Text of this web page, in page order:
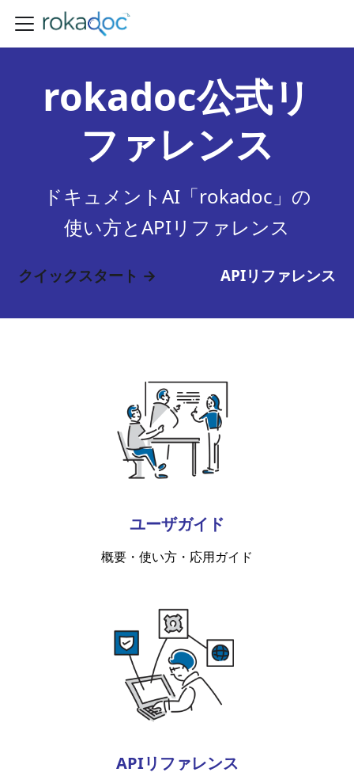
rokadoc公式リ
ファレンス
ドキュメントAI「rokadoc」の
使い方とAPIリファレンス
クイックスタート → APIリファレンス
ユーザガイド
概要・使い方・応用ガイド
APIリファレンス